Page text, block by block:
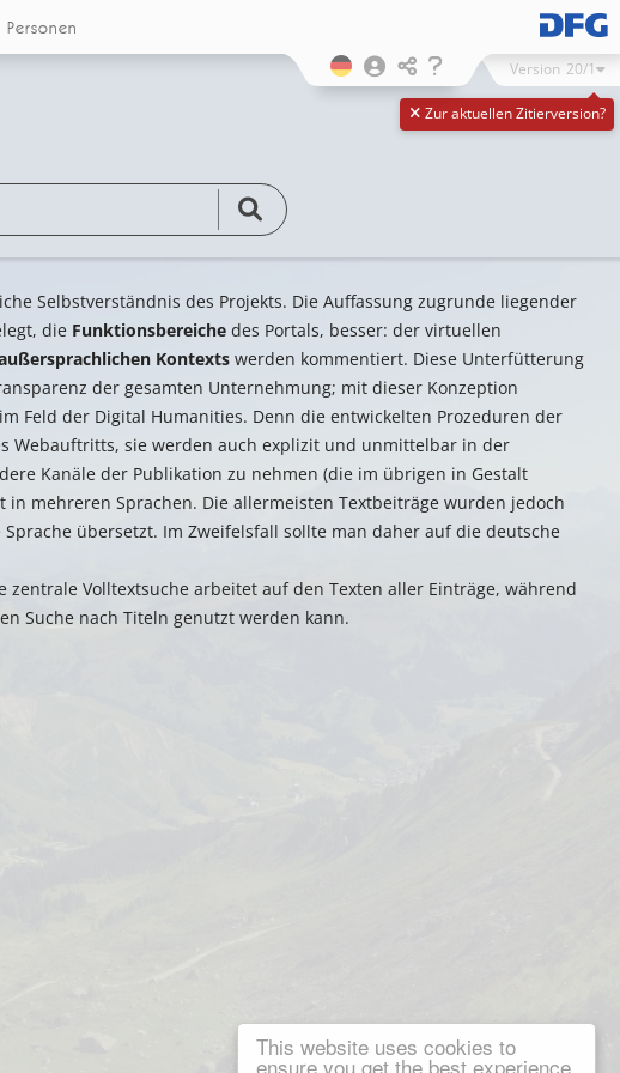
This website uses cookies to
ensure you get the best experience
Personen
Zur aktuellen Zitierversion?
Version 20/1
Selbstverständnis des Projekts. Die Auffassung zugrunde liegender
die Funktionsbereiche des Portals, besser: der virtuellen
Kontexts werden kommentiert. Diese Unterfütterung
der gesamten Unternehmung; mit dieser Konzeption
Feld der Digital Humanities. Denn die entwickelten Prozeduren der
Webauftritts, sie werden auch explizit und unmittelbar in der
Kanäle der Publikation zu nehmen (die im übrigen in Gestalt
mehreren Sprachen. Die allermeisten Textbeiträge wurden jedoch
übersetzt. Im Zweifelsfall sollte man daher auf die deutsche
zentrale Volltextsuche arbeitet auf den Texten aller Einträge, während
Suche nach Titeln genutzt werden kann.